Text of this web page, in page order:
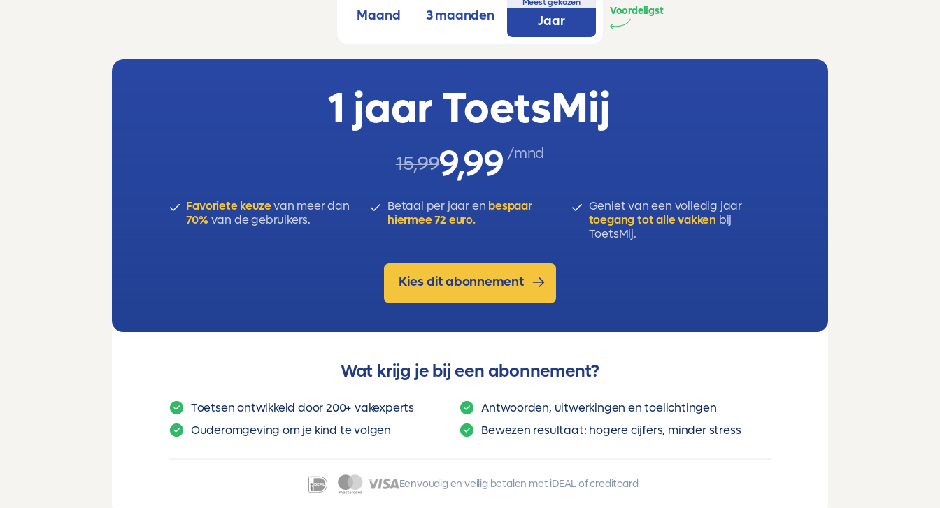
Maand 3 maanden
Meest gekozen
Jaar
Voordeligst
1 jaar ToetsMij
15,999,99 /mnd
Favoriete keuzevan meer dan
70%van de gebruikers.
Betaal per jaar en bespaar
hiermee 72 euro.
Geniet van een volledig jaar
toegang tot alle vakken bij
ToetsMij.
Kies dit abonnement
Wat krijg je bij een abonnement?
Toetsen ontwikkeld door 200+ vakexperts
Antwoorden, uitwerkingen en toelichtingen
Ouderomgeving om je kind te volgen
Bewezen resultaat: hogere cijfers, minder stress
Eenvoudig en veilig betalen met iDEAL of creditcard